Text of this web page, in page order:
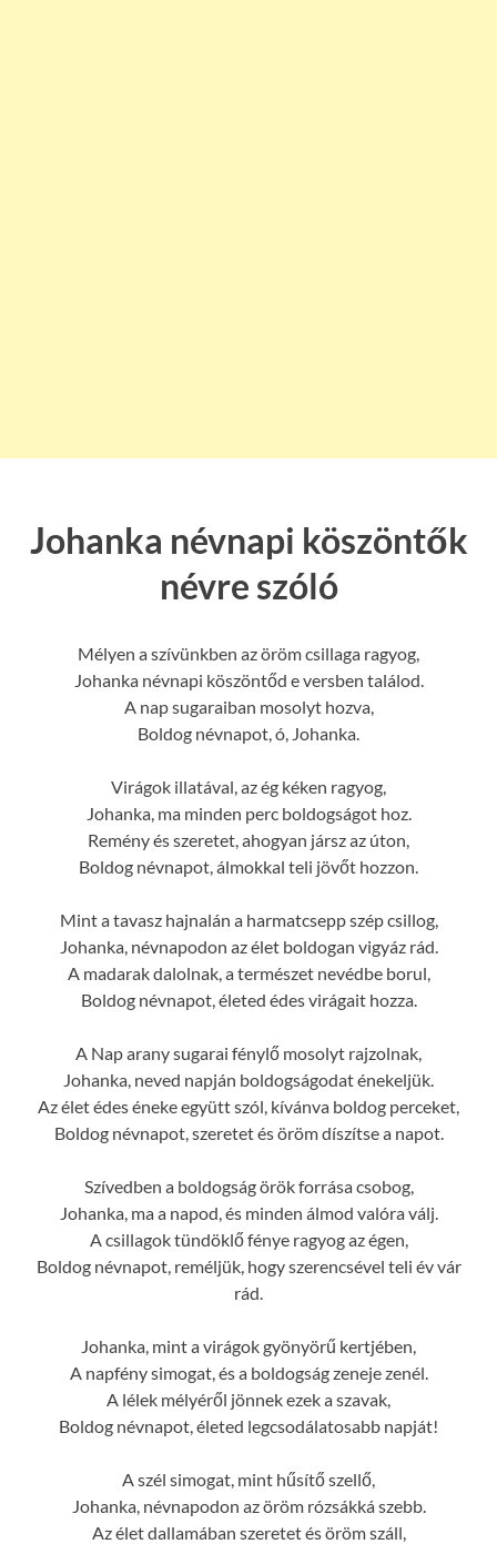
Johanka névnapi köszöntők
névre szóló
Mélyen a szívünkben az öröm csillaga ragyog,
Johanka névnapi köszöntőd e versben találod.
A nap sugaraiban mosolyt hozva,
Boldog névnapot, ó, Johanka.
Virágok illatával, az ég kéken ragyog,
Johanka, ma minden perc boldogságot hoz.
Remény és szeretet, ahogyan jársz az úton,
Boldog névnapot, álmokkal teli jövőt hozzon.
Mint a tavasz hajnalán a harmatcsepp szép csillog,
Johanka, névnapodon az élet boldogan vigyáz rád.
A madarak dalolnak, a természet nevédbe borul,
Boldog névnapot, életed édes virágait hozza.
A Nap arany sugarai fénylő mosolyt rajzolnak,
Johanka, neved napján boldogságodat énekeljük.
Az élet édes éneke együtt szól, kívánva boldog perceket,
Boldog névnapot, szeretet és öröm díszítse a napot.
Szívedben a boldogság örök forrása csobog,
Johanka, ma a napod, és minden álmod valóra válj.
A csillagok tündöklő fénye ragyog az égen,
Boldog névnapot, reméljük, hogy szerencsével teli év vár
rád.
Johanka, mint a virágok gyönyörű kertjében,
A napfény simogat, és a boldogság zeneje zenél.
A lélek mélyéről jönnek ezek a szavak,
Boldog névnapot, életed legcsodálatosabb napját!
A szél simogat, mint hűsítő szellő,
Johanka, névnapodon az öröm rózsákká szebb.
Az élet dallamában szeretet és öröm száll,